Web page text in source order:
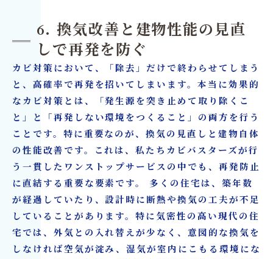
6. 換気改善と建物性能の見直
しで再発を防ぐ
カビ対策において、「除去」だけで終わらせてしまう
と、高確率で再発を招いてしまいます。本当に効果的
なカビ対策とは、「発生源を突き止めて取り除くこ
と」と「再発しない環境をつくること」の両方を行う
ことです。特に重要なのが、換気の見直しと建物自体
の性能改善です。これは、私たちカビバスターズが行
う一貫したワンストップサービスの中でも、再発防止
に直結する重要な要素です。 多くの住宅は、築年数
が経過していたり、設計時に断熱や換気の工夫が不足
していることがあります。特に気密性の高い現代の住
宅では、外気との入れ替えが少なく、意図的な換気を
しなければ空気が淀み、湿気が室内にこもる環境にな